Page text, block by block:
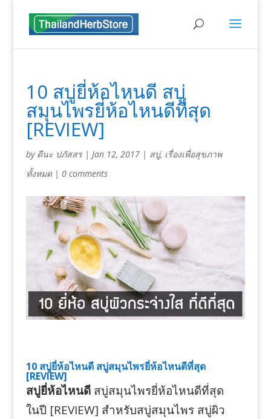
10 สบู่ยี่ห้อไหนดี สบู่
สมุนไพรยี่ห้อไหนดีที่สุด
[REVIEW]
by ดีนะ ปภัสสร| Jan 12, 2017| สบู่, เรื่องเพื่อสุขภาพ
ทั้งหมด| 0 comments
10 สบู่ยี่ห้อไหนดี สบู่สมุนไพรยี่ห้อไหนดีที่สุด
[REVIEW]
สบู่ยี่ห้อไหนดีสบู่สมุนไพรยี่ห้อไหนดีที่สุด
ในปี [REVIEW] สำหรับสบู่สมุนไพร สบู่ผิว